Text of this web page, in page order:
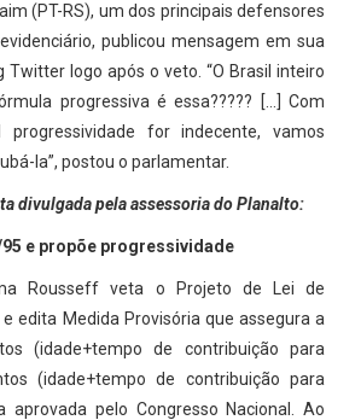
(PT-RS), um dos principais defensores
publicou mensagem em sua
Twitter logo após o veto. “O Brasil inteiro
progressiva é essa????? […] Com
for indecente, vamos
la”, postou o parlamentar.
divulgada pela assessoria do Planalto:
e propõe progressividade
Rousseff veta o Projeto de Lei de
edita Medida Provisória que assegura a
(idade+tempo de contribuição para
(idade+tempo de contribuição para
aprovada pelo Congresso Nacional. Ao